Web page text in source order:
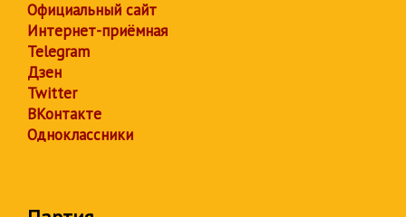
Официальный сайт
Интернет-приёмная
Telegram
Дзен
Twitter
ВКонтакте
Одноклассники